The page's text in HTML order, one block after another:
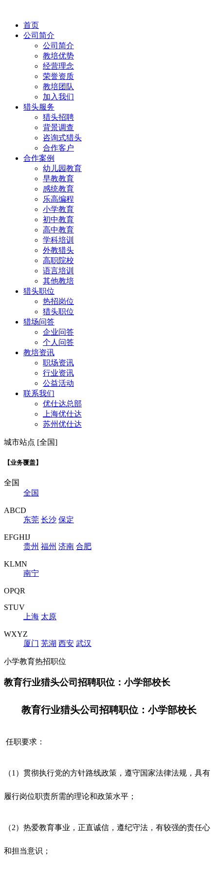
首页
公司简介
公司简介
教培优势
经营理念
荣誉资质
教培团队
加入我们
猎头服务
猎头招聘
背景调查
咨询式猎头
合作客户
合作案例
幼儿园教育
早教教育
感统教育
乐高编程
小学教育
初中教育
高中教育
学科培训
外教猎头
高职院校
语言培训
其他教培
猎头职位
热招岗位
猎头职位
猎场问答
企业问答
个人问答
教培资讯
职场资讯
行业资讯
公益活动
联系我们
优仕达总部
上海优仕达
苏州优仕达
城市站点 [全国]
【业务覆盖】
全国
全国
ABCD
东莞 长沙 保定
EFGHIJ
贵州 福州 济南 合肥
KLMN
南宁
OPQR
STUV
上海 太原
WXYZ
厦门 芜湖 西安 武汉
小学教育热招职位
教育行业猎头公司招聘职位：小学部校长
教育行业猎头公司招聘职位：小学部校长
任职要求：
（1）贯彻执行党的方针路线政策，遵守国家法律法规，具有
履行岗位职责所需的理论和政策水平；
（2）热爱教育事业，正直诚信，遵纪守法，有较强的责任心
和担当意识；